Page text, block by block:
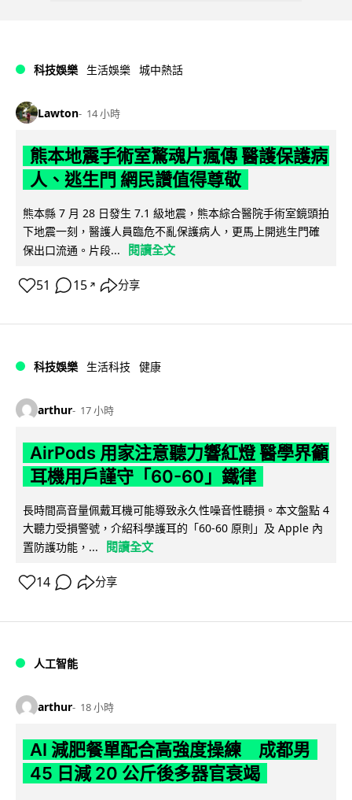
科技娛樂 生活娛樂 城中熱話
Lawton 14 小時
熊本地震手術室驚魂片瘋傳 醫護保護病
人、逃生門 網民讚值得尊敬
熊本縣 7 月 28 日發生 7.1 級地震，熊本綜合醫院手術室鏡頭拍
下地震一刻，醫護人員臨危不亂保護病人，更馬上開逃生門確
保出口流通。片段...
閱讀全文
51 15 ↗ 分享
科技娛樂 生活科技 健康
arthur 17 小時
AirPods 用家注意聽力響紅燈 醫學界籲
耳機用戶謹守「60-60」鐵律
長時間高音量佩戴耳機可能導致永久性噪音性聽損。本文盤點 4
大聽力受損警號，介紹科學護耳的「60-60 原則」及 Apple 內
置防護功能，...
閱讀全文
14 分享
人工智能
arthur 18 小時
AI 減肥餐單配合高強度操練 成都男
45 日減 20 公斤後多器官衰竭